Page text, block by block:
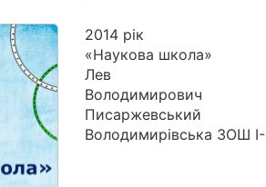
2014 рік
«Наукова школа»
Лев
Володимирович
Писаржевський
Володимирівська ЗОШ І-